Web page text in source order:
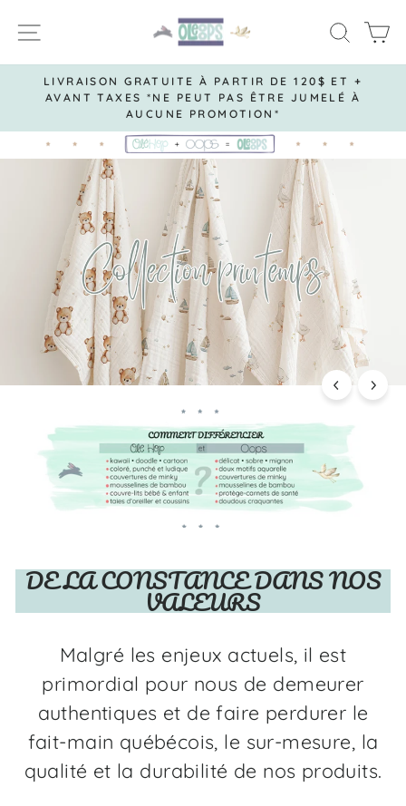
NAVIGATION OLEOOPS
Diaporama
LIVRAISON GRATUITE À PARTIR DE 120$ ET +
AVANT TAXES *NE PEUT PAS ÊTRE JUMELÉ À
AUCUNE PROMOTION*
DE LA CONSTANCE DANS NOS
VALEURS
Malgré les enjeux actuels, il est
primordial pour nous de demeurer
authentiques et de faire perdurer le
fait-main québécois, le sur-mesure, la
qualité et la durabilité de nos produits.